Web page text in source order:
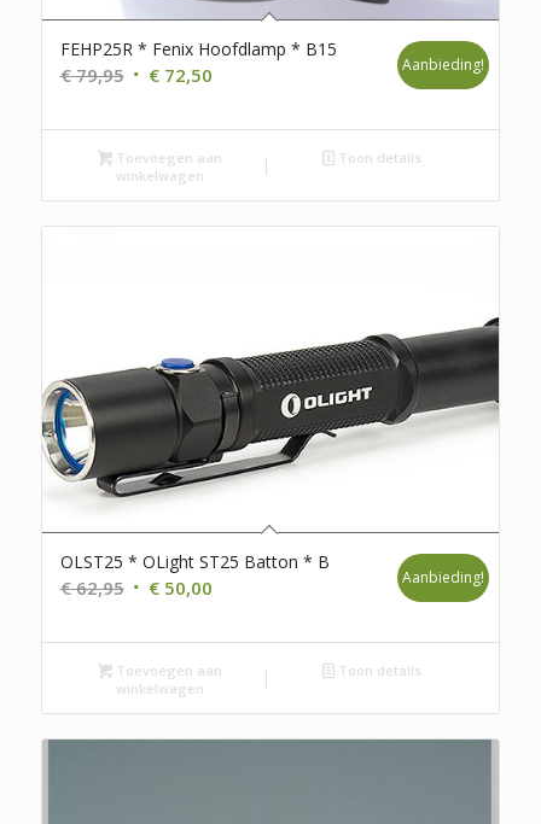
FEHP25R * Fenix Hoofdlamp * B15
€79,95 Oorspronkelijke
was:
€ 79,95.
€72,50Huidige
is:
€ 72,50.
Aanbieding!
Toevoegen aan
winkelwagen
Toon details
OLST25 * OLight ST25 Batton * B
€62,95 Oorspronkelijke
was:
€ 62,95.
€50,00Huidige
is:
€ 50,00.
Aanbieding!
Toevoegen aan
winkelwagen
Toon details